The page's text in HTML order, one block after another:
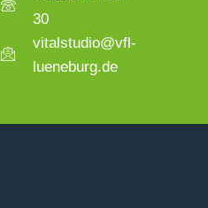
30
vitalstudio@vfl-
lueneburg.de